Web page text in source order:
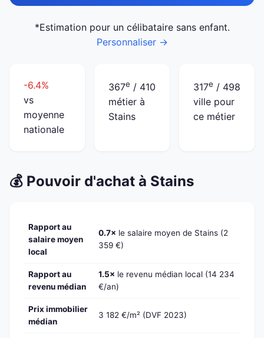
*Estimation pour un célibataire sans enfant.
Personnaliser →
-6.4%
vs
moyenne
nationale
367e / 410
métier à
Stains
317e / 498
ville pour
ce métier
💰 Pouvoir d'achat à Stains
Rapport au
salaire moyen
local
0.7× le salaire moyen de Stains (2
359 €)
Rapport au
revenu médian
1.5× le revenu médian local (14 234
€/an)
Prix immobilier
médian
3 182 €/m² (DVF 2023)